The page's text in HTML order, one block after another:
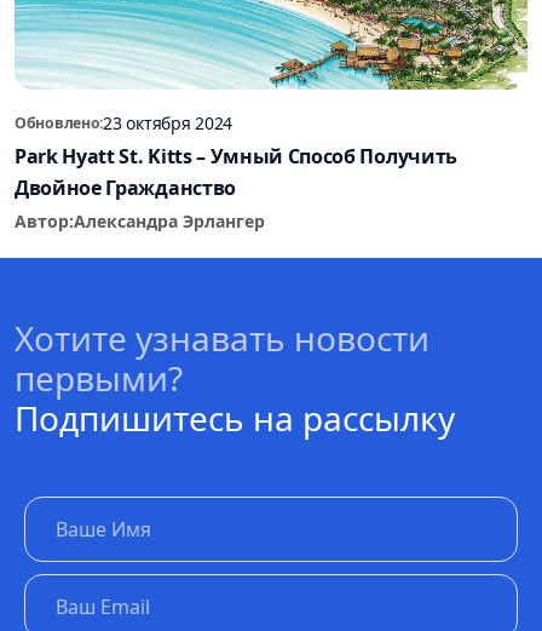
Обновлено:23 октября 2024
Park Hyatt St. Kitts – Умный Способ Получить
Двойное Гражданство
Автор:Александра Эрлангер
Хотите узнавать новости
первыми?
Подпишитесь на рассылку